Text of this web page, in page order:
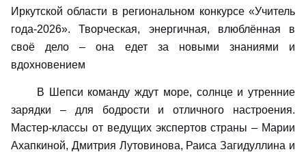
Иркутской области в региональном конкурсе «Учитель
года-2026». Творческая, энергичная, влюблённая в
своё дело – она едет за новыми знаниями и
вдохновением
В Шепси команду ждут море, солнце и утренние
зарядки – для бодрости и отличного настроения.
Мастер-классы от ведущих экспертов страны – Марии
Ахапкиной, Дмитрия Лутовинова, Раиса Загидуллина и